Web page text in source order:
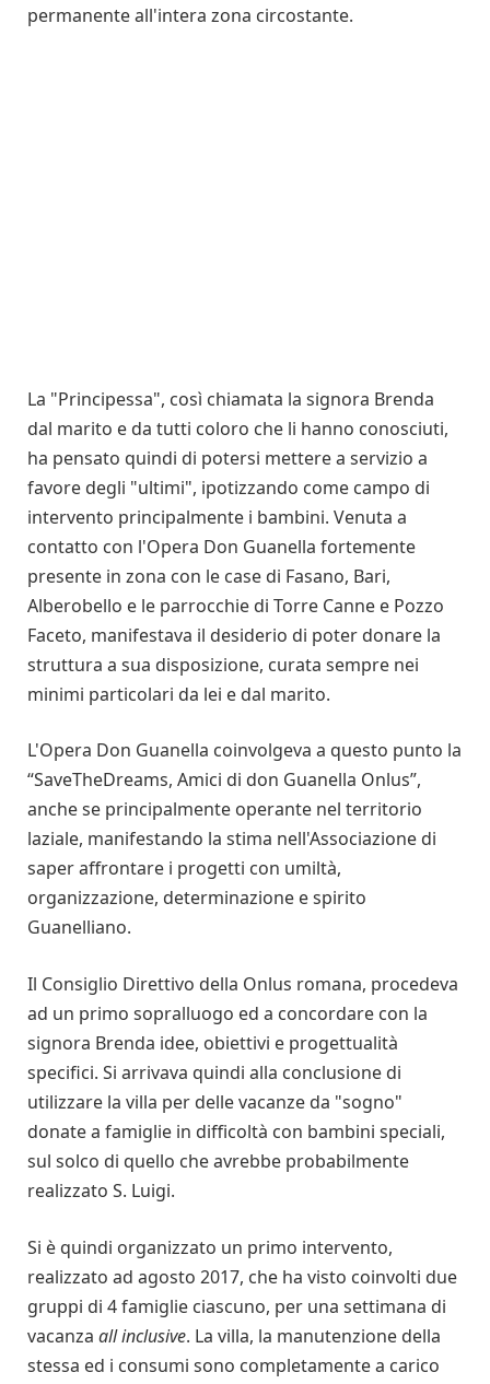
permanente all'intera zona circostante.
La "Principessa", così chiamata la signora Brenda
dal marito e da tutti coloro che li hanno conosciuti,
ha pensato quindi di potersi mettere a servizio a
favore degli "ultimi", ipotizzando come campo di
intervento principalmente i bambini. Venuta a
contatto con l'Opera Don Guanella fortemente
presente in zona con le case di Fasano, Bari,
Alberobello e le parrocchie di Torre Canne e Pozzo
Faceto, manifestava il desiderio di poter donare la
struttura a sua disposizione, curata sempre nei
minimi particolari da lei e dal marito.
L'Opera Don Guanella coinvolgeva a questo punto la
“SaveTheDreams, Amici di don Guanella Onlus”,
anche se principalmente operante nel territorio
laziale, manifestando la stima nell'Associazione di
saper affrontare i progetti con umiltà,
organizzazione, determinazione e spirito
Guanelliano.
Il Consiglio Direttivo della Onlus romana, procedeva
ad un primo sopralluogo ed a concordare con la
signora Brenda idee, obiettivi e progettualità
specifici. Si arrivava quindi alla conclusione di
utilizzare la villa per delle vacanze da "sogno"
donate a famiglie in difficoltà con bambini speciali,
sul solco di quello che avrebbe probabilmente
realizzato S. Luigi.
Si è quindi organizzato un primo intervento,
realizzato ad agosto 2017, che ha visto coinvolti due
gruppi di 4 famiglie ciascuno, per una settimana di
vacanza all inclusive. La villa, la manutenzione della
stessa ed i consumi sono completamente a carico